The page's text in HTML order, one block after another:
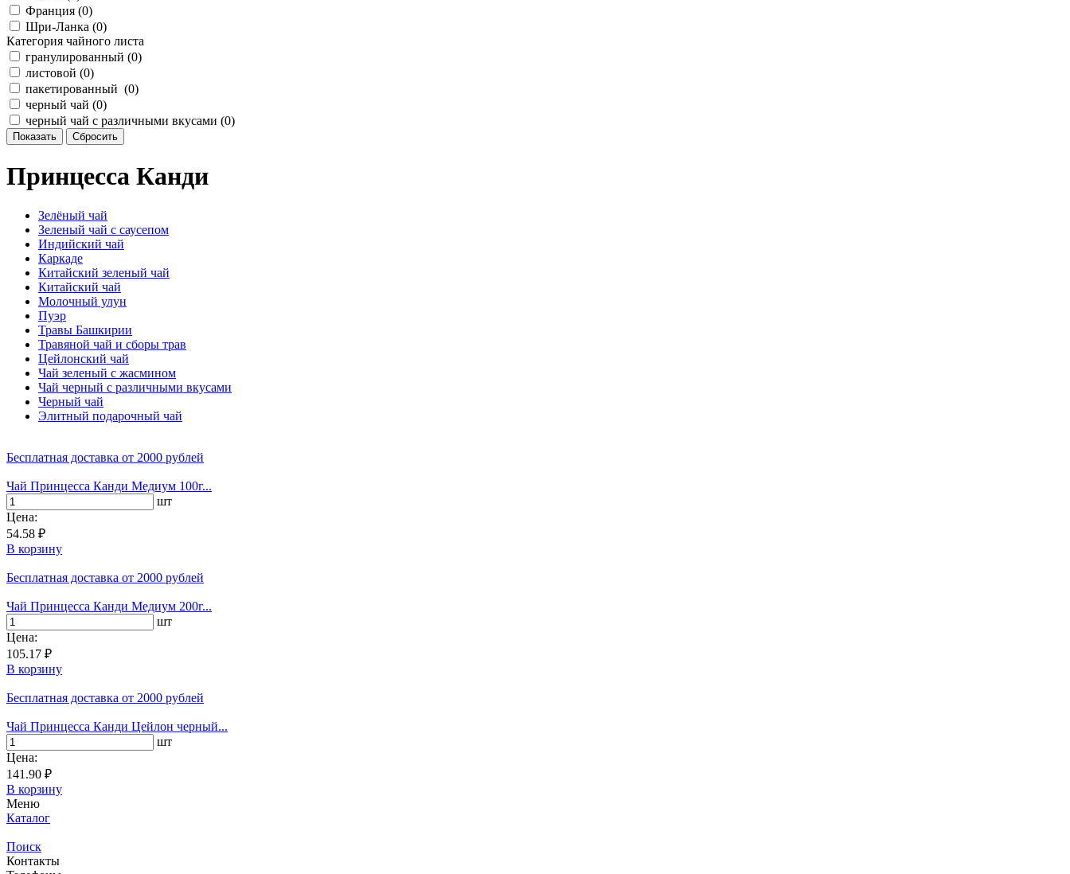
Франция (0)
Шри-Ланка (0)
Категория чайного листа
гранулированный (0)
листовой (0)
пакетированный (0)
черный чай (0)
черный чай с различными вкусами (0)
Принцесса Канди
Зелёный чай
Зеленый чай с саусепом
Индийский чай
Каркаде
Китайский зеленый чай
Китайский чай
Молочный улун
Пуэр
Травы Башкирии
Травяной чай и сборы трав
Цейлонский чай
Чай зеленый с жасмином
Чай черный с различными вкусами
Черный чай
Элитный подарочный чай
Бесплатная доставка от 2000 рублей
Чай Принцесса Канди Медиум 100г...
шт
Цена:
54.58 ₽
В корзину
Бесплатная доставка от 2000 рублей
Чай Принцесса Канди Медиум 200г...
шт
Цена:
105.17 ₽
В корзину
Бесплатная доставка от 2000 рублей
Чай Принцесса Канди Цейлон черный...
шт
Цена:
141.90 ₽
В корзину
Меню
Каталог
Поиск
Контакты